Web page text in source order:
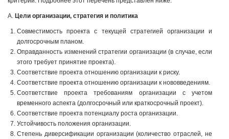
А. Цели организации, стратегия и политика
Совместимость проекта с текущей стратегией организации и
долгосрочным планом.
Оправданность изменений стратегии организации (в случае, если
этого требует принятие проекта).
Соответствие проекта отношению организации к риску.
Соответствие проекта отношению организации к нововведениям.
Соответствие проекта требованиям организации с учетом
временного аспекта (долгосрочный или краткосрочный проект).
Соответствие проекта потенциалу роста организации.
Устойчивость положения организации.
Степень диверсификации организации (количество отраслей, не